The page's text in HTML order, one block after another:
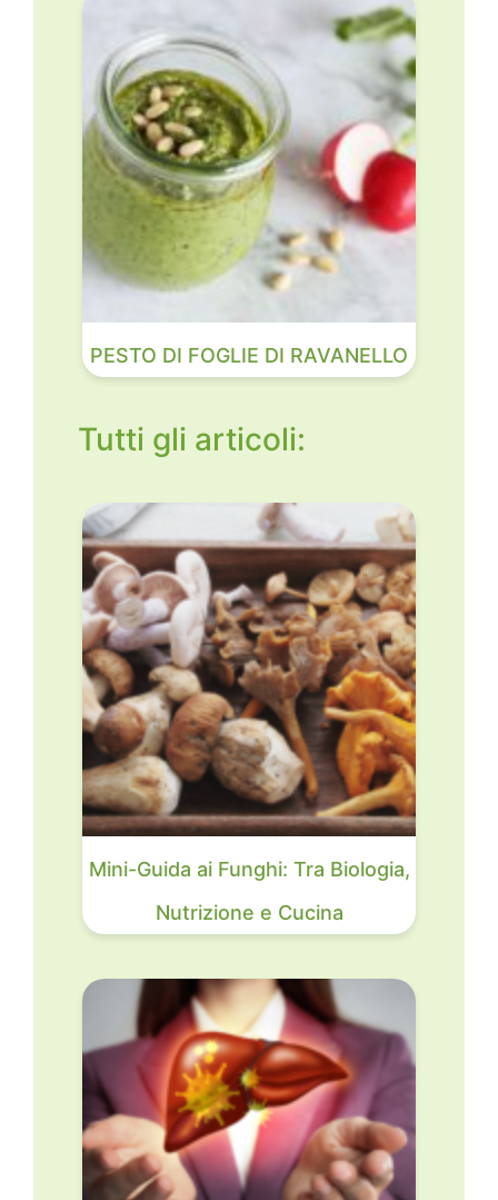
PESTO DI FOGLIE DI RAVANELLO
Tutti gli articoli:
Mini-Guida ai Funghi: Tra Biologia,
Nutrizione e Cucina